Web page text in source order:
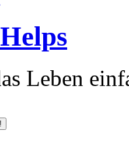
Leben